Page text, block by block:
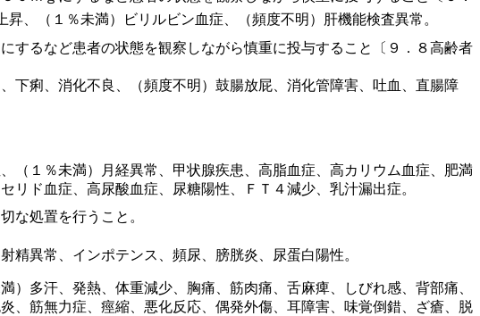
、（１％未満）ビリルビン血症、（頻度不明）肝機能検査異常。
痢、消化不良、（頻度不明）鼓腸放屁、消化管障害、吐血、直腸障
１％未満）月経異常、甲状腺疾患、高脂血症、高カリウム血症、肥満
ド血症、高尿酸血症、尿糖陽性、ＦＴ４減少、乳汁漏出症。
異常、インポテンス、頻尿、膀胱炎、尿蛋白陽性。
多汗、発熱、体重減少、胸痛、筋肉痛、舌麻痺、しびれ感、背部痛、
、筋無力症、痙縮、悪化反応、偶発外傷、耳障害、味覚倒錯、ざ瘡、脱
るなど患者の状態を観察しながら慎重に投与すること〔９．８高齢者
な処置を行うこと。